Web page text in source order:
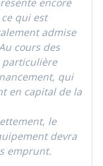
qui est
admise
cours des
particulière
qui
en capital de la
le
devra
emprunt.